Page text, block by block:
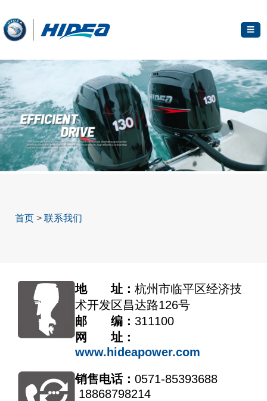
首页 > 联系我们
☰
地 址： 杭州市临平区经济技
术开发区昌达路126号
邮 编： 311100
网 址：
www.hideapower.com
销售电话： 0571-85393688
18868798214